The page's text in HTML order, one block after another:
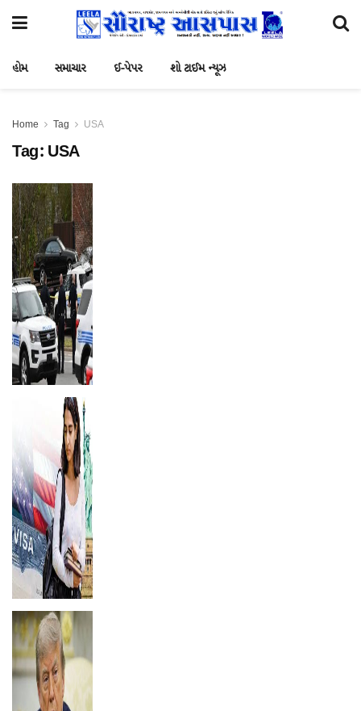
હોમ સમાચાર ઈ-પેપર શો ટાઈમ ન્યૂઝ
Home Tag USA
Tag: USA